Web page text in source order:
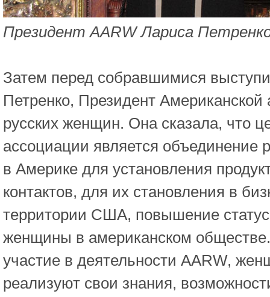
Президент AARW Лариса
Затем перед собравшимися
Петренко, Президент Американской
русских женщин. Она сказала, что
ассоциации является объединение
в Америке для установления
контактов, для их становления в
территории США, повышение
женщины в американском
участие в деятельности AARW,
реализуют свои знания,